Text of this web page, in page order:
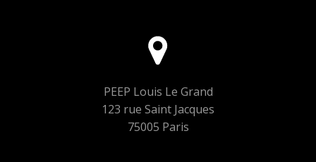
PEEP Louis Le Grand
123 rue Saint Jacques
75005 Paris